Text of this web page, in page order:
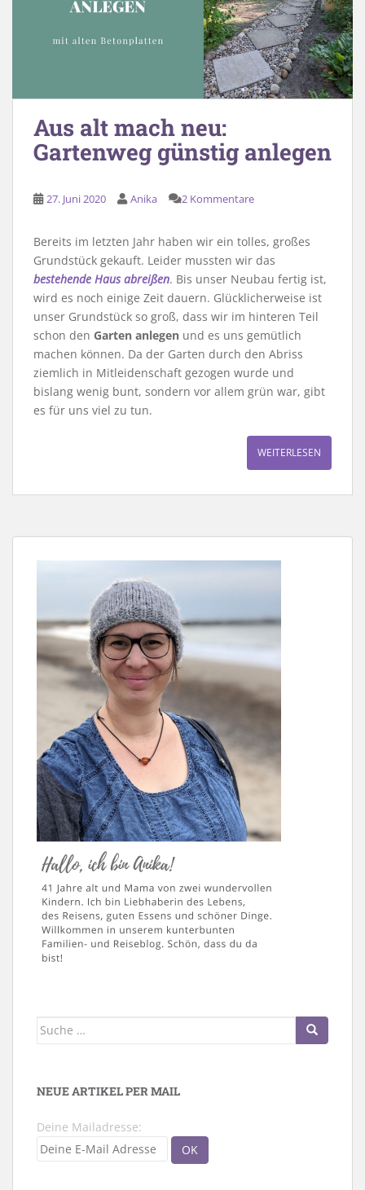
Aus alt mach neu:
Gartenweg günstig anlegen
27. Juni 2020 Anika 2 Kommentare
Bereits im letzten Jahr haben wir ein tolles, großes
Grundstück gekauft. Leider mussten wir das
bestehende Haus abreißen. Bis unser Neubau fertig ist,
wird es noch einige Zeit dauern. Glücklicherweise ist
unser Grundstück so groß, dass wir im hinteren Teil
schon den Garten anlegen und es uns gemütlich
machen können. Da der Garten durch den Abriss
ziemlich in Mitleidenschaft gezogen wurde und
bislang wenig bunt, sondern vor allem grün war, gibt
es für uns viel zu tun.
WEITERLESEN
Suche
NEUE ARTIKEL PER MAIL
Deine Mailadresse: